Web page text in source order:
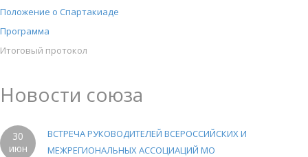
Положение о Спартакиаде
Программа
Итоговый протокол
Новости союза
30
июн
ВСТРЕЧА РУКОВОДИТЕЛЕЙ ВСЕРОССИЙСКИХ И
МЕЖРЕГИОНАЛЬНЫХ АССОЦИАЦИЙ МО